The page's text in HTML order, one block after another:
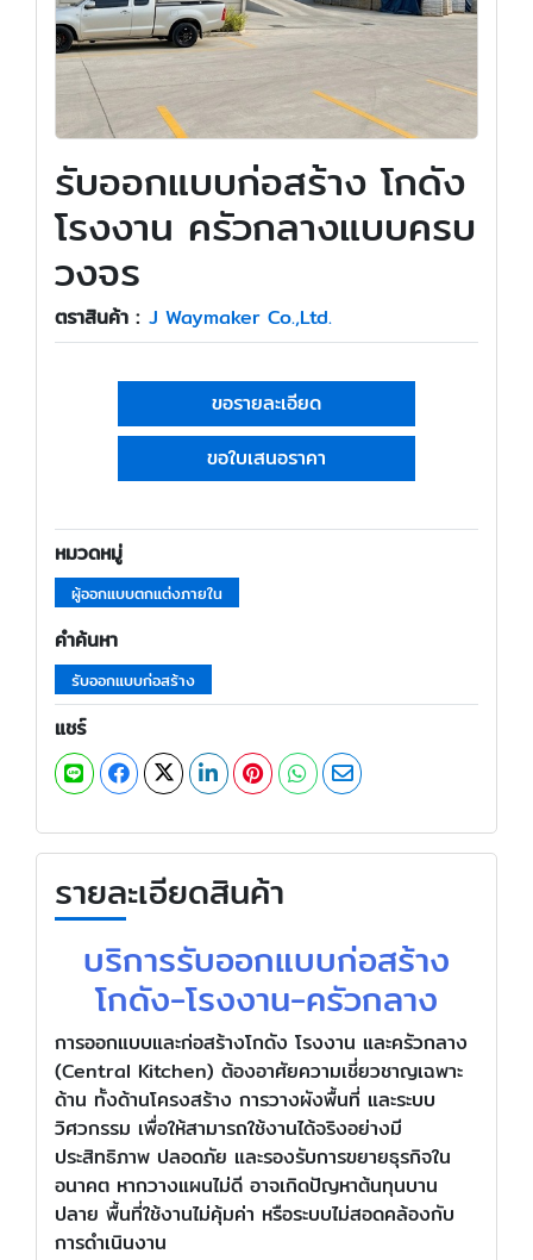
รับออกแบบก่อสร้าง โกดัง
โรงงาน ครัวกลางแบบครบ
วงจร
ตราสินค้า : J Waymaker Co.,Ltd.
ขอรายละเอียด
ขอใบเสนอราคา
หมวดหมู่
ผู้ออกแบบตกแต่งภายใน
คำค้นหา
รับออกแบบก่อสร้าง
แชร์
รายละเอียดสินค้า
บริการรับออกแบบก่อสร้าง
โกดัง-โรงงาน-ครัวกลาง
การออกแบบและก่อสร้างโกดัง โรงงาน และครัวกลาง
(Central Kitchen) ต้องอาศัยความเชี่ยวชาญเฉพาะ
ด้าน ทั้งด้านโครงสร้าง การวางผังพื้นที่ และระบบ
วิศวกรรม เพื่อให้สามารถใช้งานได้จริงอย่างมี
ประสิทธิภาพ ปลอดภัย และรองรับการขยายธุรกิจใน
อนาคต หากวางแผนไม่ดี อาจเกิดปัญหาต้นทุนบาน
ปลาย พื้นที่ใช้งานไม่คุ้มค่า หรือระบบไม่สอดคล้องกับ
การดำเนินงาน